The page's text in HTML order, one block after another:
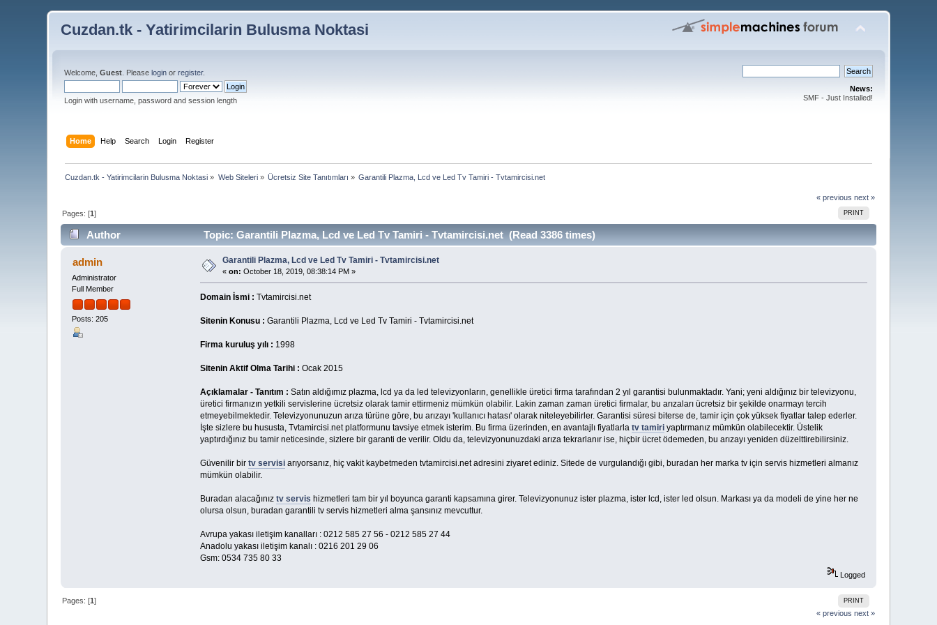
Cuzdan.tk - Yatirimcilarin Bulusma Noktasi
Welcome,Guest . Pleaselogin orregister.
Login with username, password and session length
News:
SMF - Just Installed!
Home Help Search Login Register
Cuzdan.tk - Yatirimcilarin Bulusma Noktasi » Web Siteleri» Ücretsiz Site Tanıtımları » Garantili Plazma, Lcd ve Led Tv Tamiri - Tvtamircisi.net
« previous next »
PRINT
Pages: [1]
Author Topic: Garantili Plazma, Lcd ve Led Tv Tamiri - Tvtamircisi.net (Read 3386 times)
admin
Administrator
Full Member
Posts: 205
Garantili Plazma, Lcd ve Led Tv Tamiri - Tvtamircisi.net
«on: October 18, 2019, 08:38:14 PM »
Domain İsmi : Tvtamircisi.net
Sitenin Konusu : Garantili Plazma, Lcd ve Led Tv Tamiri - Tvtamircisi.net
Firma kuruluş yılı : 1998
Sitenin Aktif Olma Tarihi : Ocak 2015
Açıklamalar - Tanıtım : Satın aldığımız plazma, lcd ya da led televizyonların, genellikle üretici firma tarafından 2 yıl garantisi bulunmaktadır. Yani; yeni aldığınız bir televizyonu,
üretici firmanızın yetkili servislerine ücretsiz olarak tamir ettirmeniz mümkün olabilir. Lakin zaman zaman üretici firmalar, bu arızaları ücretsiz bir şekilde onarmayı tercih
etmeyebilmektedir. Televizyonunuzun arıza türüne göre, bu arızayı 'kullanıcı hatası' olarak niteleyebilirler. Garantisi süresi biterse de, tamir için çok yüksek fiyatlar talep ederler.
İşte sizlere bu hususta, Tvtamircisi.net platformunu tavsiye etmek isterim. Bu firma üzerinden, en avantajlı fiyatlarla tv tamiriyaptırmanız mümkün olabilecektir. Üstelik
yaptırdığınız bu tamir neticesinde, sizlere bir garanti de verilir. Oldu da, televizyonunuzdaki arıza tekrarlanır ise, hiçbir ücret ödemeden, bu arızayı yeniden düzelttirebilirsiniz.
Güvenilir bir tv servisiarıyorsanız, hiç vakit kaybetmeden tvtamircisi.net adresini ziyaret ediniz. Sitede de vurgulandığı gibi, buradan her marka tv için servis hizmetleri almanız
mümkün olabilir.
Buradan alacağınız tv servis hizmetleri tam bir yıl boyunca garanti kapsamına girer. Televizyonunuz ister plazma, ister lcd, ister led olsun. Markası ya da modeli de yine her ne
olursa olsun, buradan garantili tv servis hizmetleri alma şansınız mevcuttur.
Avrupa yakası iletişim kanalları : 0212 585 27 56 - 0212 585 27 44
Anadolu yakası iletişim kanalı : 0216 201 29 06
Gsm: 0534 735 80 33
Logged
PRINT
Pages: [1]
« previous next »